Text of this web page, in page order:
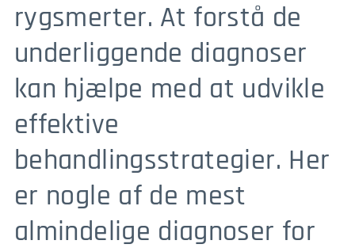
rygsmerter. At forstå de
underliggende diagnoser
kan hjælpe med at udvikle
effektive
behandlingsstrategier. Her
er nogle af de mest
almindelige diagnoser for